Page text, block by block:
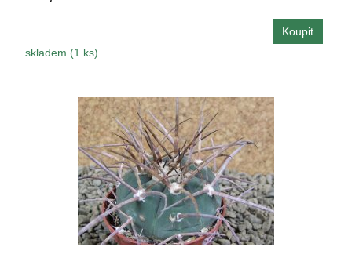
skladem (1 ks)